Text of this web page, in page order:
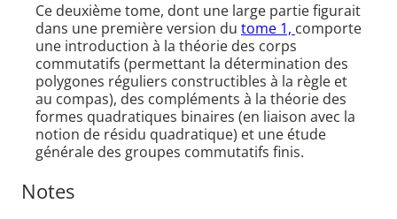
Ce deuxième tome, dont une large partie figurait
dans une première version du tome 1, comporte
une introduction à la théorie des corps
commutatifs (permettant la détermination des
polygones réguliers constructibles à la règle et
au compas), des compléments à la théorie des
formes quadratiques binaires (en liaison avec la
notion de résidu quadratique) et une étude
générale des groupes commutatifs finis.
Notes